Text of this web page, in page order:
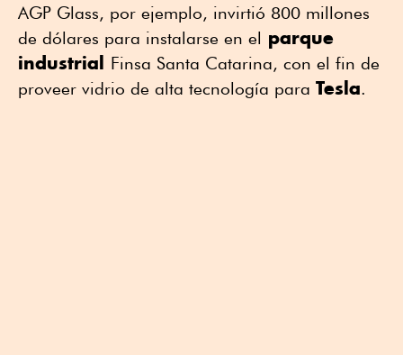
AGP Glass, por ejemplo, invirtió 800 millones
de dólares para instalarse en el parque
industrial
Finsa Santa Catarina, con el fin de
proveer vidrio de alta tecnología para Tesla.